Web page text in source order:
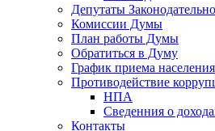
Депутаты
Комиссии Думы
План работы Думы
Обратиться в Думу
График приема населения
Противодействие
НПА
Сведенния о
Контакты